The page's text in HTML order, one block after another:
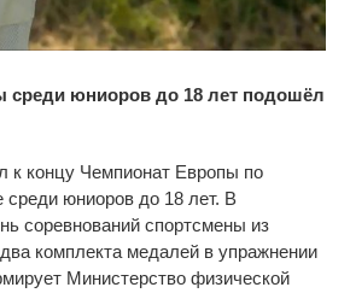
среди юниоров до 18 лет подошёл
к концу Чемпионат Европы по
среди юниоров до 18 лет. В
соревнований спортсмены из
комплекта медалей в упражнении
Министерство физической